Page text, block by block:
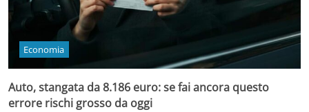
Economia
Auto, stangata da 8.186 euro: se fai ancora questo
errore rischi grosso da oggi